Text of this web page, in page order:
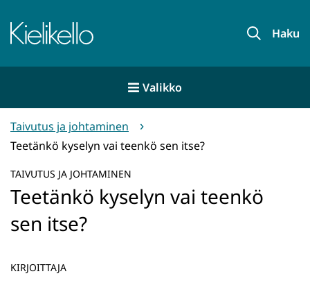
sisältöön
Etusivu Haku
Valikko
Taivutus ja johtaminen
Teetänkö kyselyn vai teenkö sen itse?
TAIVUTUS JA JOHTAMINEN
Teetänkö kyselyn vai teenkö
sen itse?
KIRJOITTAJA